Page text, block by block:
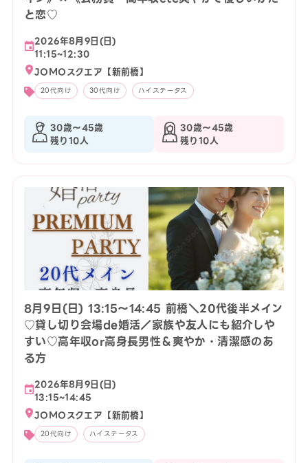
と恋♡
2026年8月9日(日)
11:15~12:30
JOMOスクエア【新前橋】
20代向け 30代向け ハイステータス
30歳〜45歳
残り10人
30歳〜45歳
残り10人
8月9日(日) 13:15〜14:45 前橋＼20代後半メイン
♡貸し切り会場de婚活／家族や友人にも紹介しや
すい♡高年収or高身長男性＆爽やか・清潔感のあ
る方
2026年8月9日(日)
13:15~14:45
JOMOスクエア【新前橋】
20代向け ハイステータス